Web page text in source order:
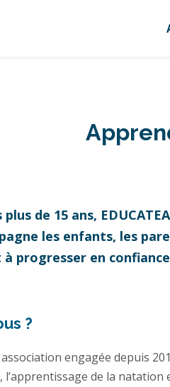
plus de 15 ans,
les enfants, les
à progresser en
?
engagée depuis
l’apprentissage de la